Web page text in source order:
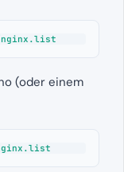
nginx.list
(oder einem